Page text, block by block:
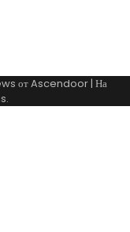
отAscendoor| На
.